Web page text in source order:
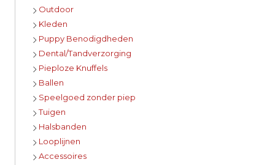
Outdoor
Kleden
Puppy Benodigdheden
Dental/Tandverzorging
Pieploze Knuffels
Ballen
Speelgoed zonder piep
Tuigen
Halsbanden
Looplijnen
Accessoires